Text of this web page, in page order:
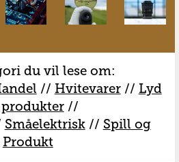
du vil lese om:
// Hvitevarer// Lyd
//
Småelektrisk// Spill og
Produkt